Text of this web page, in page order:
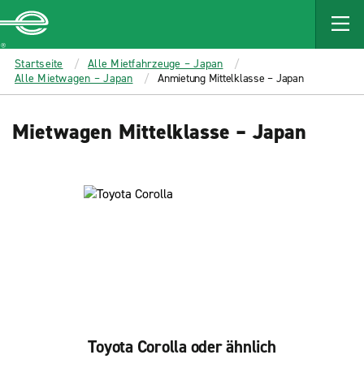
MAIN
CONTENT
Enterprise
Startseite
Alle Mietfahrzeuge – Japan
Alle Mietwagen – Japan
Anmietung Mittelklasse – Japan
Mietwagen Mittelklasse – Japan
Toyota Corolla oder ähnlich